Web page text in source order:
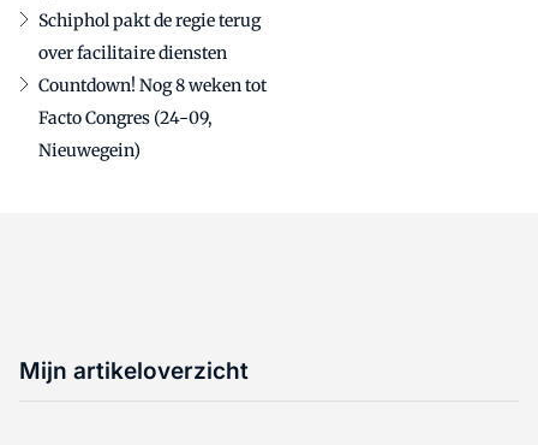
Schiphol pakt de regie terug
over facilitaire diensten
Countdown! Nog 8 weken tot
Facto Congres (24-09,
Nieuwegein)
Mijn artikeloverzicht